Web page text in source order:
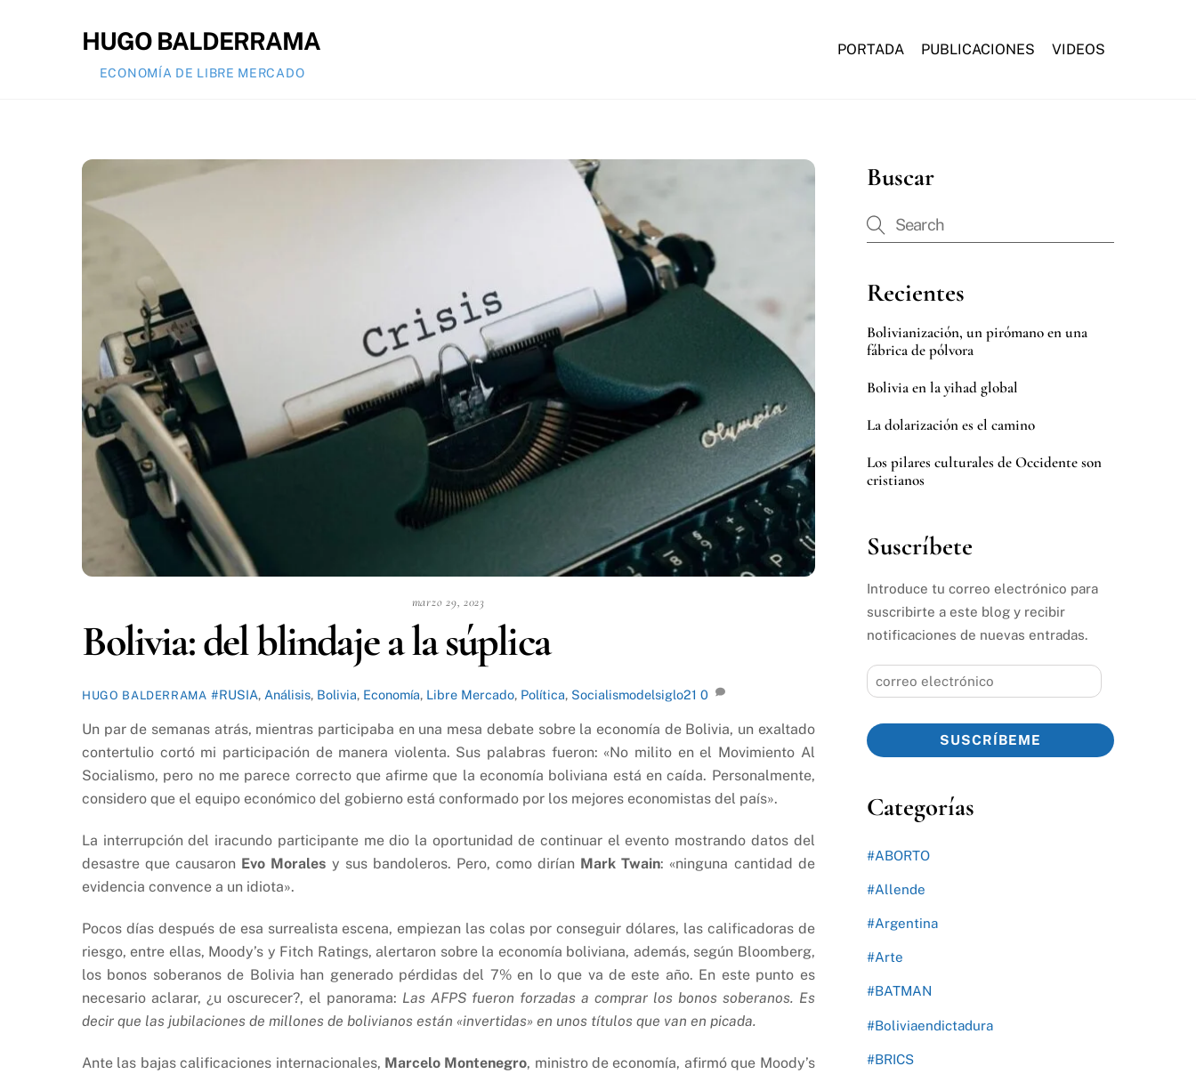
HUGO BALDERRAMA
ECONOMÍA DE LIBRE MERCADO
PORTADA PUBLICACIONES VIDEOS
marzo 29, 2023
Bolivia: del blindaje a la súplica
HUGO BALDERRAMA #RUSIA, Análisis, Bolivia, Economía, Libre Mercado, Política, Socialismodelsiglo21 0
Un par de semanas atrás, mientras participaba en una mesa debate sobre la economía de Bolivia, un exaltado
contertulio cortó mi participación de manera violenta. Sus palabras fueron: «No milito en el Movimiento Al
Socialismo, pero no me parece correcto que afirme que la economía boliviana está en caída. Personalmente,
considero que el equipo económico del gobierno está conformado por los mejores economistas del país».
La interrupción del iracundo participante me dio la oportunidad de continuar el evento mostrando datos del
desastre que causaron Evo Morales y sus bandoleros. Pero, como dirían Mark Twain: «ninguna cantidad de
evidencia convence a un idiota».
Pocos días después de esa surrealista escena, empiezan las colas por conseguir dólares, las calificadoras de
riesgo, entre ellas, Moody’s y Fitch Ratings, alertaron sobre la economía boliviana, además, según Bloomberg,
los bonos soberanos de Bolivia han generado pérdidas del 7% en lo que va de este año. En este punto es
necesario aclarar, ¿u oscurecer?, el panorama: Las AFPS fueron forzadas a comprar los bonos soberanos. Es
decir que las jubilaciones de millones de bolivianos están «invertidas» en unos títulos que van en picada.
Ante las bajas calificaciones internacionales, Marcelo Montenegro, ministro de economía, afirmó que Moody’s
Buscar
Recientes
Bolivianización, un pirómano en una
fábrica de pólvora
Bolivia en la yihad global
La dolarización es el camino
Los pilares culturales de Occidente son
cristianos
Suscríbete
Introduce tu correo electrónico para
suscribirte a este blog y recibir
notificaciones de nuevas entradas.
correo
electrónico
SUSCRÍBEME
Categorías
#ABORTO
#Allende
#Argentina
#Arte
#BATMAN
#Boliviaendictadura
#BRICS